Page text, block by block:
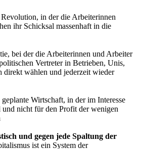
in der die Arbeiterinnen
ihr Schicksal massenhaft in die
bei der die Arbeiterinnen und Arbeiter
Vertreter in Betrieben, Unis,
direkt wählen und jederzeit wieder
Wirtschaft, in der im Interesse
nicht für den Profit der wenigen
und gegen jede Spaltung der
ist ein System der